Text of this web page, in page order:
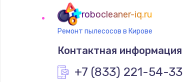
robocleaner-iq.ru
Ремонт пылесосов в Кирове
Контактная информация
+7 (833) 221-54-33